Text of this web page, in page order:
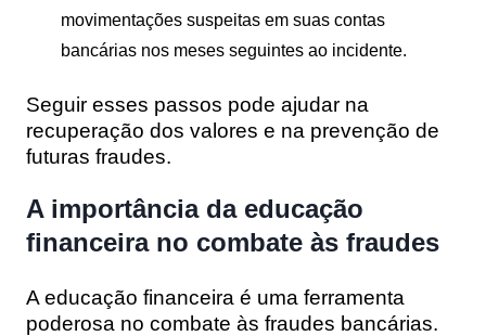
movimentações suspeitas em suas contas
bancárias nos meses seguintes ao incidente.
Seguir esses passos pode ajudar na
recuperação dos valores e na prevenção de
futuras fraudes.
A importância da educação
financeira no combate às fraudes
A educação financeira é uma ferramenta
poderosa no combate às fraudes bancárias.